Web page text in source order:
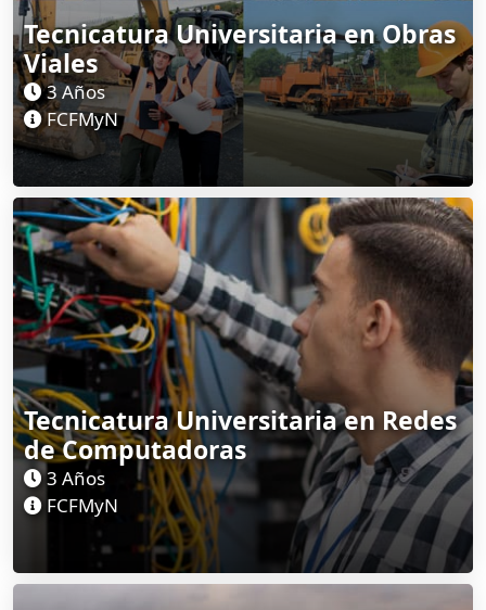
Tecnicatura Universitaria en Obras
Viales
3 Años
FCFMyN
Tecnicatura Universitaria en Redes
de Computadoras
3 Años
FCFMyN